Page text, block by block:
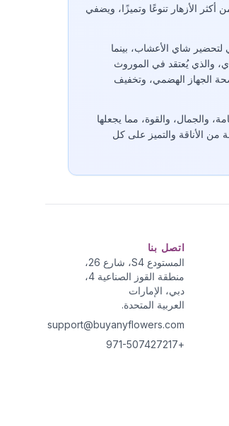
أكثر الأزهار تنوعًا وتميزًا، ويضفي
شاي الأعشاب، بينما
والذي يُعتقد في الموروث
الجهاز الهضمي، وتخفيف
والجمال، والقوة، مما يجعلها
من الأناقة والتميز على كل
اتصل بنا
المستودع S4، شارع 26،
منطقة القوز الصناعية 4،
دبي، الإمارات
العربية المتحدة.
support@buyanyflowers.com
+971-507427217